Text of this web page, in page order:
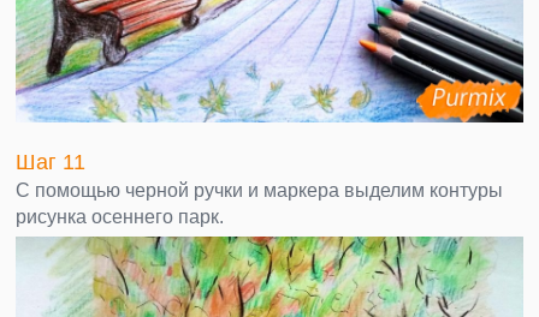
Шаг 11
С помощью черной ручки и маркера выделим контуры
рисунка осеннего парк.